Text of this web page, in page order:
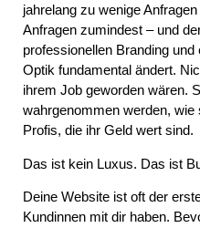
jahrelang zu wenige
Anfragen zumindest – und
professionellen Branding und
Optik fundamental ändert.
ihrem Job geworden wären.
wahrgenommen werden,
Profis, die ihr Geld wert sind.
Das ist kein Luxus. Das ist
Deine Website ist oft der
Kundinnen mit dir haben.